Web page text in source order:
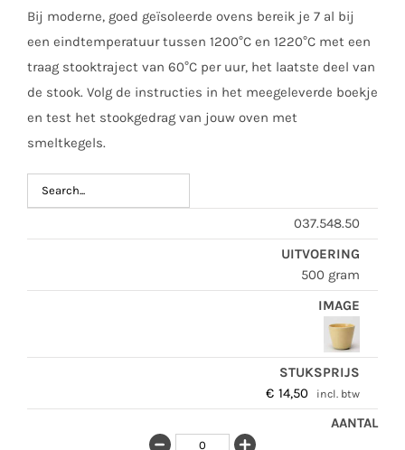
Bij moderne, goed geïsoleerde ovens bereik je 7 al bij
een eindtemperatuur tussen 1200°C en 1220°C met een
traag stooktraject van 60°C per uur, het laatste deel van
de stook. Volg de instructies in het meegeleverde boekje
en test het stookgedrag van jouw oven met
smeltkegels.
037.548.50
500 gram
€ 14,50 incl. btw